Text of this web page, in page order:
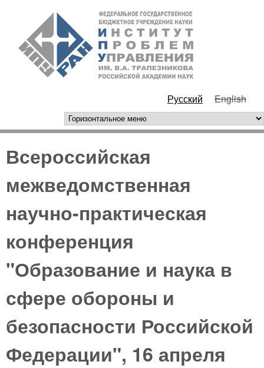
Перейти к основному
содержанию
РАН
Русский English
горизонтальное меню
Всероссийская
межведомственная
научно-практическая
конференция
"Образование и наука в
сфере обороны и
безопасности Российской
Федерации", 16 апреля